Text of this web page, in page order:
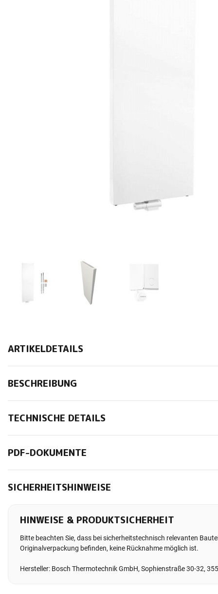
ARTIKELDETAILS
BESCHREIBUNG
TECHNISCHE DETAILS
PDF-DOKUMENTE
SICHERHEITSHINWEISE
HINWEISE & PRODUKTSICHERHEIT
Bitte beachten Sie, dass bei sicherheitstechnisch relevanten
Originalverpackung befinden, keine Rücknahme möglich ist.
Hersteller: Bosch Thermotechnik GmbH, Sophienstraße 30-32,